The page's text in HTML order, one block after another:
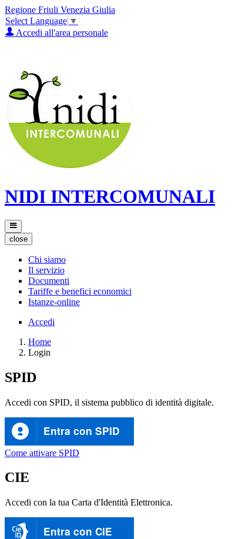
Regione Friuli Venezia Giulia
Select Language ▼
Accedi all'area personale
NIDI INTERCOMUNALI
close
Chi siamo
Il servizio
Documenti
Tariffe e benefici economici
Istanze-online
Accedi
Home
Login
SPID
Accedi con SPID, il sistema pubblico di identità digitale.
Entra con SPID
Come attivare SPID
CIE
Accedi con la tua Carta d'Identità Elettronica.
Entra con CIE